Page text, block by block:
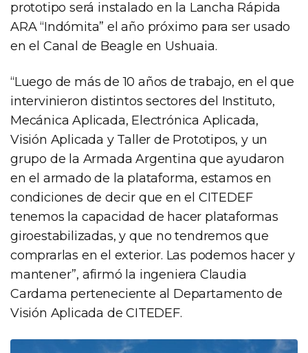
prototipo será instalado en la Lancha Rápida
ARA “Indómita” el año próximo para ser usado
en el Canal de Beagle en Ushuaia.
“Luego de más de 10 años de trabajo, en el que
intervinieron distintos sectores del Instituto,
Mecánica Aplicada, Electrónica Aplicada,
Visión Aplicada y Taller de Prototipos, y un
grupo de la Armada Argentina que ayudaron
en el armado de la plataforma, estamos en
condiciones de decir que en el CITEDEF
tenemos la capacidad de hacer plataformas
giroestabilizadas, y que no tendremos que
comprarlas en el exterior. Las podemos hacer y
mantener”, afirmó la ingeniera Claudia
Cardama perteneciente al Departamento de
Visión Aplicada de CITEDEF.